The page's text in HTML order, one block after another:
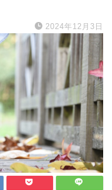
2024年12月3日